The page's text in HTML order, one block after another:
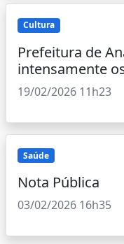
Cultura
Prefeitura de
intensamente
19/02/2026 11h23
Saúde
Nota Pública
03/02/2026 16h35